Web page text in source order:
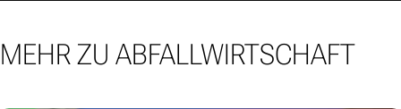
MEHR ZU ABFALLWIRTSCHAFT